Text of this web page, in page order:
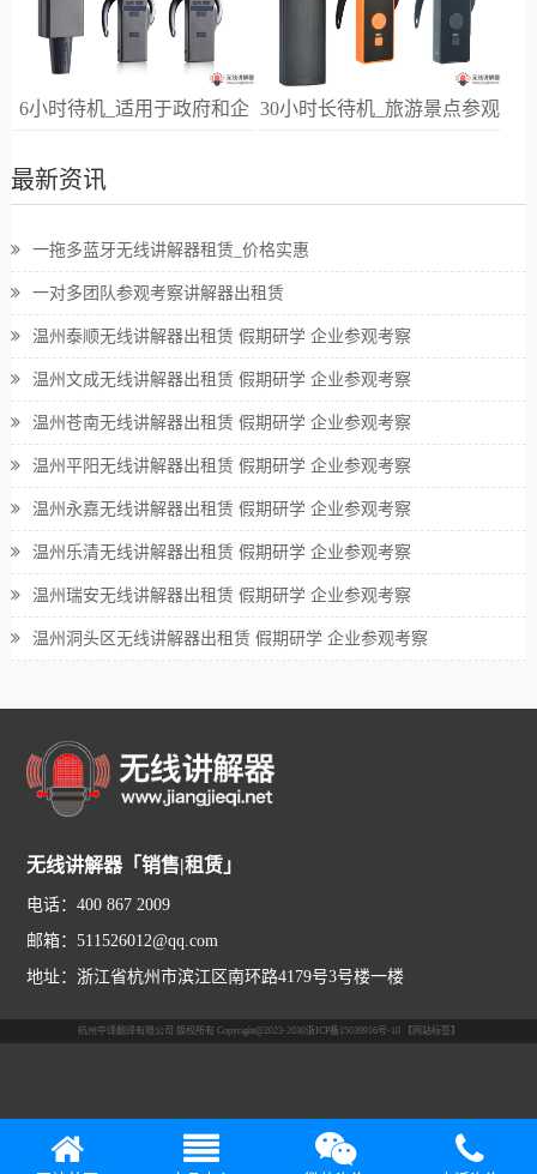
6小时待机_适用于政府和企 30小时长待机_旅游景点参观
最新资讯
一拖多蓝牙无线讲解器租赁_价格实惠
一对多团队参观考察讲解器出租赁
温州泰顺无线讲解器出租赁 假期研学 企业参观考察
温州文成无线讲解器出租赁 假期研学 企业参观考察
温州苍南无线讲解器出租赁 假期研学 企业参观考察
温州平阳无线讲解器出租赁 假期研学 企业参观考察
温州永嘉无线讲解器出租赁 假期研学 企业参观考察
温州乐清无线讲解器出租赁 假期研学 企业参观考察
温州瑞安无线讲解器出租赁 假期研学 企业参观考察
温州洞头区无线讲解器出租赁 假期研学 企业参观考察
无线讲解器「销售|租赁」
电话：400 867 2009
邮箱：511526012@qq.com
地址：浙江省杭州市滨江区南环路4179号3号楼一楼
杭州中译翻译有限公司 版权所有 Copyright@2023-2030浙ICP备15039916号-10 【网站标签】
浙公网安备 33010802000035号